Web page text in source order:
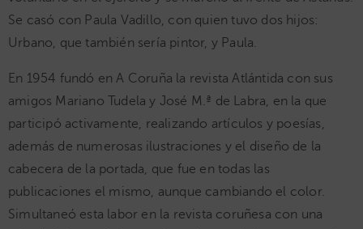
Se casó con Paula Vadillo, con quien tuvo dos hijos:
Urbano, que también sería pintor, y Paula.
En 1954 fundó en A Coruña la revista Atlántida con sus
amigos Mariano Tudela y José M.ª de Labra, en la que
participó activamente, realizando artículos y poesías,
además de numerosas ilustraciones y el diseño de la
cabecera de la portada, que fue en todas las
publicaciones el mismo, aunque cambiando el color.
Simultaneó esta labor en la revista coruñesa con una